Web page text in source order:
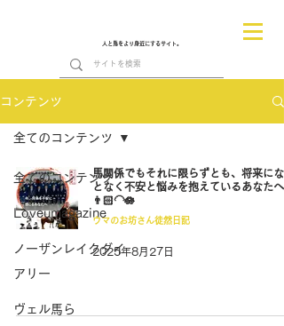
人と馬をより身近にするサイト。
コンテンツ
全てのコンテンツ
Loveumagazine
ノーザンレイクダイ
アリー
ヴェル馬ら
全てのコンテンツ
馬関係でもそれに限らずとも、将来にな
となく不安と悩みを抱えているあなたへ
👨🏻‍🦲🪷
ウマのお坊さん徒然日記
2025年8月27日